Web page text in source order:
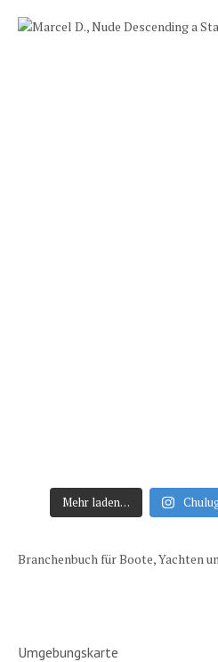
Mehr laden…
Branchenbuch für Boote, Yachten
Umgebungskarte